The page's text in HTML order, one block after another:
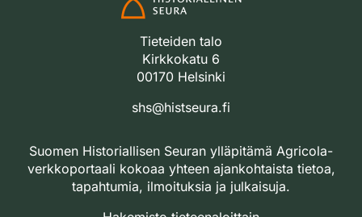
Tieteiden talo
Kirkkokatu 6
00170 Helsinki
shs@histseura.fi
Suomen Historiallisen Seuran ylläpitämä Agricola-
verkkoportaali kokoaa yhteen ajankohtaista tietoa,
tapahtumia, ilmoituksia ja julkaisuja.